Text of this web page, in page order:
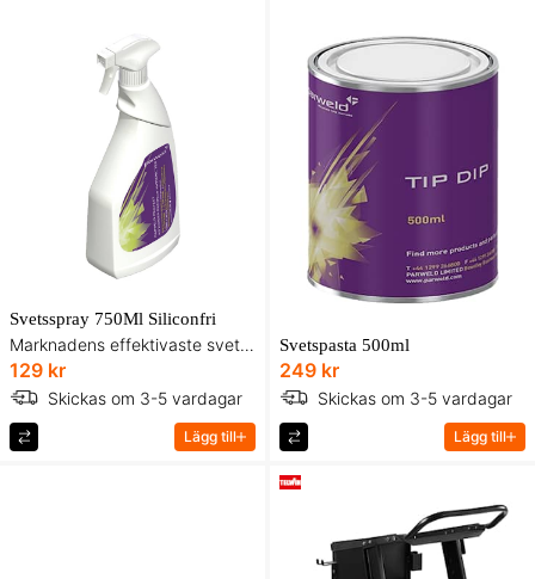
Svetsspray 750Ml Siliconfri
Marknadens effektivaste svetsspray
129 kr
Skickas om 3-5 vardagar
Lägg till
Svetspasta 500ml
249 kr
Skickas om 3-5 vardagar
Lägg till